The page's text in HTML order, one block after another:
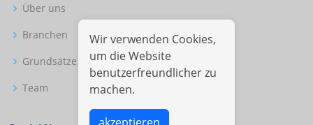
Wir verwenden Cookies,
um die Website
benutzerfreundlicher zu
machen.
Über uns
Branchen
Grundsätze
Team